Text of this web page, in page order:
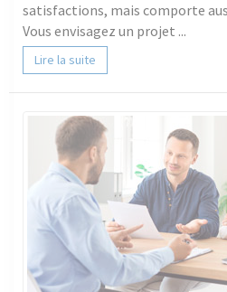
satisfactions, mais comporte
Vous envisagez un projet ...
Lire la suite